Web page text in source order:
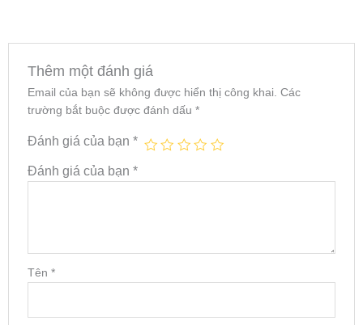
Thêm một đánh giá
Email của bạn sẽ không được hiển thị công khai. Các
trường bắt buộc được đánh dấu *
Đánh giá của bạn *
Đánh giá của bạn *
Tên *